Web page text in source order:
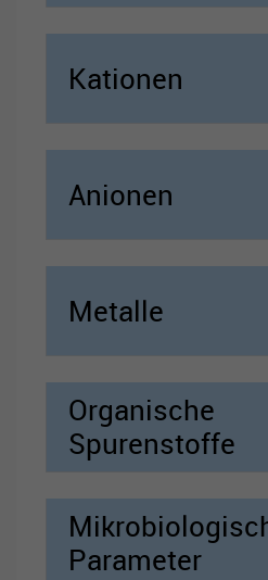
Kationen
Anionen
Metalle
Organische
Spurenstoffe
Parameter
Seiten zu zeigen. Das beruht auf
diese Cookies nicht zulassen,
Externe Inhalte Wir verwenden
Nutzungsdaten an die jeweiligen
wenn Sie uns Ihre Einwilligung
den USA: Indem Sie die Nutzung
Cookies und externen Inhalte
zugleich gemäß Art. 49 Abs. 1 a)
Daten in den USA verarbeitet
Europäischen Gerichtshof als ein
Standards unzureichenden
Es besteht insbesondere das
US-Behörden zu Kontroll- und
verarbeitet werden können.